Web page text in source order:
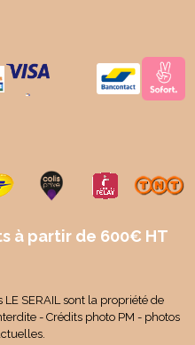
à partir de 600€ HT
SERAIL sont la propriété de
- Crédits photo PM - photos